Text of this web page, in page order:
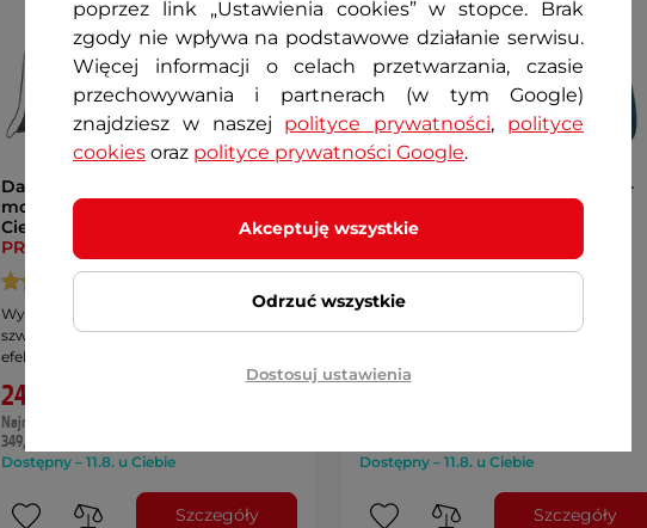
Damskie jeansowe spodnie
motocyklowe W-TEC Panimali -
Ciemny niebieski
PROMOCYJNA
Wysoka talia, wiele kieszeni, podwójne
szwy, modny efekt noszenia, stylowy
efekt …
249,90 zł
Najniższa cena z 30 dni przed obniżką:
349,90 zł
Dostępny – 11.8. u Ciebie
Szczegóły
Męskie jeansy motocyklowe W-
TEC Airweigt - Jasno-niebieski
Dżinsowy materiał z włóknem
aramidowym, 4 kieszenie, odpinane
ochraniacze na …
Dostępny – 11.8. u Ciebie
Szczegóły
poprzez link „Ustawienia cookies” w stopce. Brak
zgody nie wpływa na podstawowe działanie serwisu.
Więcej informacji o celach przetwarzania, czasie
przechowywania i partnerach (w tym Google)
znajdziesz w naszej polityce prywatności, polityce
cookies oraz polityce prywatności Google.
Akceptuję wszystkie
Odrzuć wszystkie
Dostosuj ustawienia